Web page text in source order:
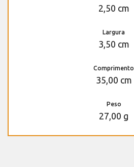
2,50 cm
Largura
3,50 cm
Comprimento
35,00 cm
Peso
27,00 g